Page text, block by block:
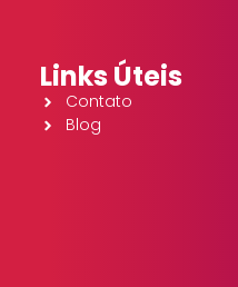
Links Úteis
Contato
Blog